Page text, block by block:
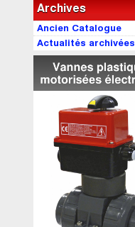
Archives
Ancien Catalogue
Actualités archivées